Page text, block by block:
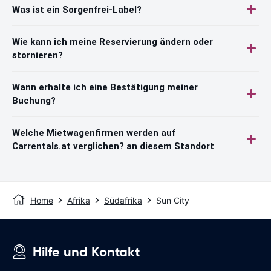
Was ist ein Sorgenfrei-Label?
Wie kann ich meine Reservierung ändern oder
stornieren?
Wann erhalte ich eine Bestätigung meiner
Buchung?
Welche Mietwagenfirmen werden auf
Carrentals.at verglichen? an diesem Standort
Home Afrika Südafrika Sun City
Hilfe und Kontakt